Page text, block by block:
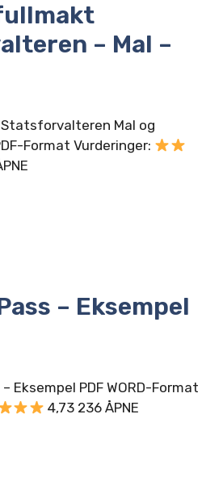
– Mal –
Mal og
Format Vurderinger:
– Eksempel
Eksempel PDF WORD-Format
4,73 236 ÅPNE